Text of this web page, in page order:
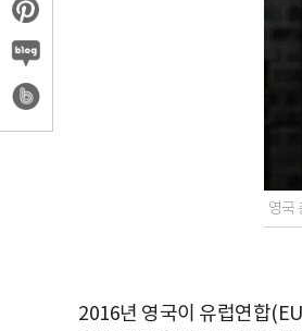
영국
2016년 영국이 유럽연합